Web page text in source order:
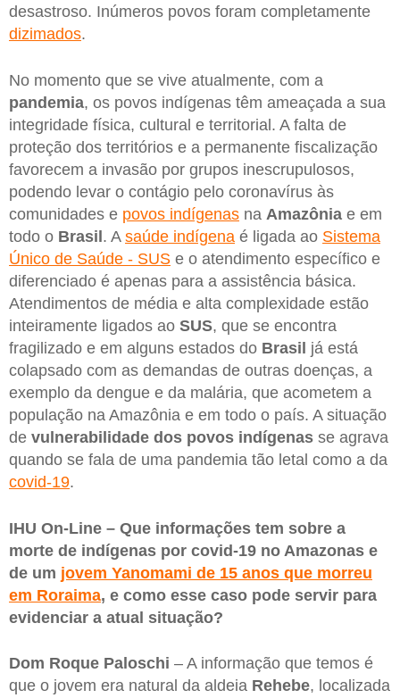
desastroso. Inúmeros povos foram completamente
dizimados.
No momento que se vive atualmente, com a
pandemia, os povos indígenas têm ameaçada a sua
integridade física, cultural e territorial. A falta de
proteção dos territórios e a permanente fiscalização
favorecem a invasão por grupos inescrupulosos,
podendo levar o contágio pelo coronavírus às
comunidades e povos indígenas na Amazônia e em
todo o Brasil . A saúde indígena é ligada ao Sistema
Único de Saúde - SUS e o atendimento específico e
diferenciado é apenas para a assistência básica.
Atendimentos de média e alta complexidade estão
inteiramente ligados ao SUS, que se encontra
fragilizado e em alguns estados do Brasil já está
colapsado com as demandas de outras doenças, a
exemplo da dengue e da malária, que acometem a
população na Amazônia e em todo o país. A situação
de vulnerabilidade dos povos indígenas se agrava
quando se fala de uma pandemia tão letal como a da
covid-19.
IHU On-Line – Que informações tem sobre a
morte de indígenas por covid-19 no Amazonas e
de um jovem Yanomami de 15 anos que morreu
em Roraima, e como esse caso pode servir para
evidenciar a atual situação?
Dom Roque Paloschi – A informação que temos é
que o jovem era natural da aldeia Rehebe, localizada